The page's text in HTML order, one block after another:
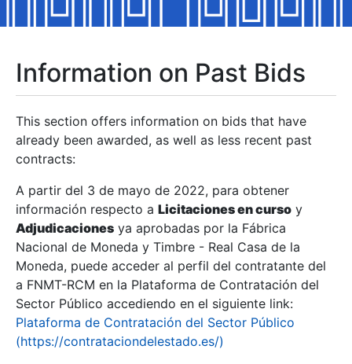
Show/Hide
Show/Hide
Show/Hide
Information on Past Bids
This section offers information on bids that have
already been awarded, as well as less recent past
contracts:
A partir del 3 de mayo de 2022, para obtener
información respecto a Licitaciones en curso y
Adjudicaciones ya aprobadas por la Fábrica
Nacional de Moneda y Timbre - Real Casa de la
Moneda, puede acceder al perfil del contratante del
a FNMT-RCM en la Plataforma de Contratación del
Sector Público accediendo en el siguiente link:
Plataforma de Contratación del Sector Público
(https://contrataciondelestado.es/)